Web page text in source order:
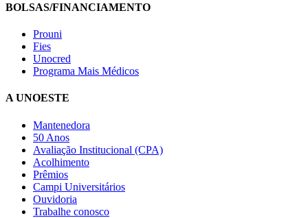
BOLSAS/FINANCIAMENTO
Prouni
Fies
Unocred
Programa Mais Médicos
A UNOESTE
Mantenedora
50 Anos
Avaliação Institucional (CPA)
Acolhimento
Prêmios
Campi Universitários
Ouvidoria
Trabalhe conosco